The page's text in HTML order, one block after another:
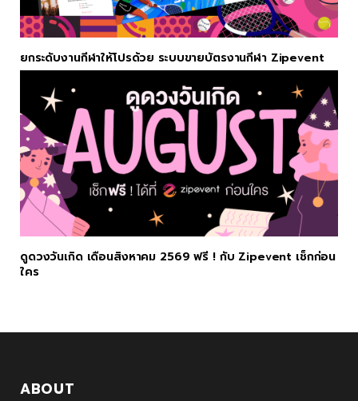
ยกระดับงานกีฬาให้โปรด้วย ระบบขายบัตรงานกีฬา Zipevent
ดูดวงวันเกิด เดือนสิงหาคม 2569 ฟรี ! กับ Zipevent เช็กก่อน
ใคร
ABOUT